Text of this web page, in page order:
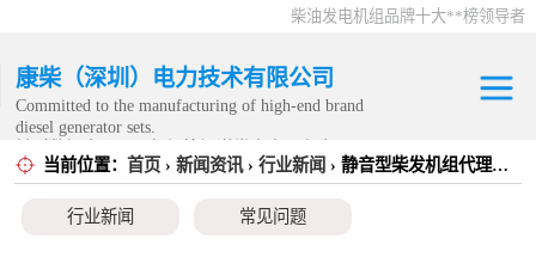
柴油发电机组品牌十大**榜领导者
康柴（深圳）电力技术有限公司
Committed to the manufacturing of high-end brand
diesel generator sets.
务范围内。
当前位置： 首页 › 新闻资讯› 行业新闻 › 静音型柴发机组代理商哪家好？
行业新闻 常见问题
康明斯发电机组
静音发电机组